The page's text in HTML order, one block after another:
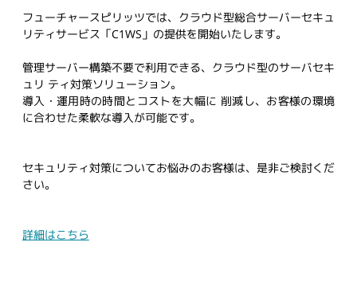
フューチャースピリッツでは、クラウド型総合サーバーセキュ
リティサービス「C1WS」の提供を開始いたします。
管理サーバー構築不要で利用できる、クラウド型のサーバセキ
ュリ ティ対策ソリューション。
導入・運用時の時間とコストを大幅に 削減し、お客様の環境
に合わせた柔軟な導入が可能です。
セキュリティ対策についてお悩みのお客様は、是非ご検討くだ
さい。
詳細はこちら